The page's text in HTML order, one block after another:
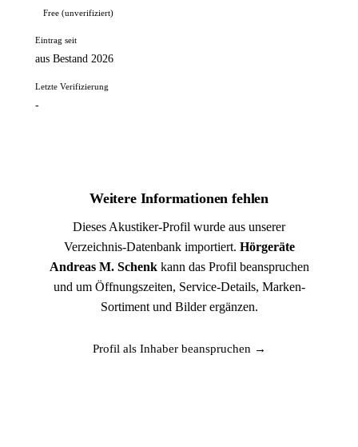
Free (unverifiziert)
Eintrag seit
aus Bestand 2026
Letzte Verifizierung
-
Weitere Informationen fehlen
Dieses Akustiker-Profil wurde aus unserer
Verzeichnis-Datenbank importiert. Hörgeräte
Andreas M. Schenkkann das Profil beanspruchen
und um Öffnungszeiten, Service-Details, Marken-
Sortiment und Bilder ergänzen.
Profil als Inhaber beanspruchen →